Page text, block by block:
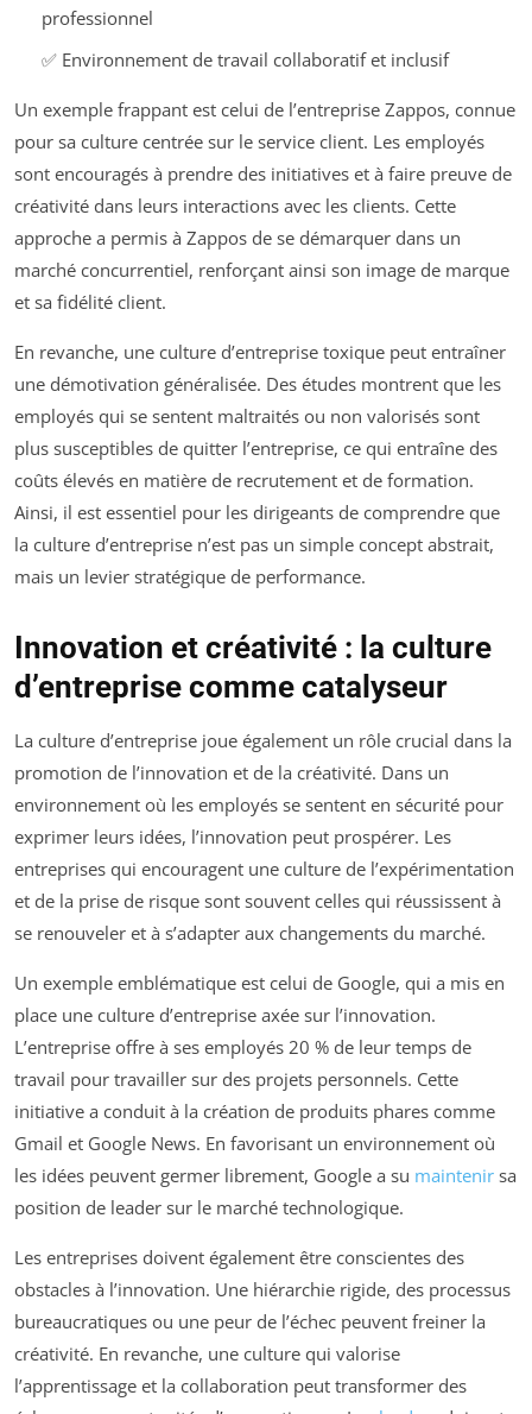
professionnel
✅ Environnement de travail collaboratif et inclusif
Un exemple frappant est celui de l’entreprise Zappos, connue
pour sa culture centrée sur le service client. Les employés
sont encouragés à prendre des initiatives et à faire preuve de
créativité dans leurs interactions avec les clients. Cette
approche a permis à Zappos de se démarquer dans un
marché concurrentiel, renforçant ainsi son image de marque
et sa fidélité client.
En revanche, une culture d’entreprise toxique peut entraîner
une démotivation généralisée. Des études montrent que les
employés qui se sentent maltraités ou non valorisés sont
plus susceptibles de quitter l’entreprise, ce qui entraîne des
coûts élevés en matière de recrutement et de formation.
Ainsi, il est essentiel pour les dirigeants de comprendre que
la culture d’entreprise n’est pas un simple concept abstrait,
mais un levier stratégique de performance.
Innovation et créativité : la culture
d’entreprise comme catalyseur
La culture d’entreprise joue également un rôle crucial dans la
promotion de l’innovation et de la créativité. Dans un
environnement où les employés se sentent en sécurité pour
exprimer leurs idées, l’innovation peut prospérer. Les
entreprises qui encouragent une culture de l’expérimentation
et de la prise de risque sont souvent celles qui réussissent à
se renouveler et à s’adapter aux changements du marché.
Un exemple emblématique est celui de Google, qui a mis en
place une culture d’entreprise axée sur l’innovation.
L’entreprise offre à ses employés 20 % de leur temps de
travail pour travailler sur des projets personnels. Cette
initiative a conduit à la création de produits phares comme
Gmail et Google News. En favorisant un environnement où
les idées peuvent germer librement, Google a su maintenir sa
position de leader sur le marché technologique.
Les entreprises doivent également être conscientes des
obstacles à l’innovation. Une hiérarchie rigide, des processus
bureaucratiques ou une peur de l’échec peuvent freiner la
créativité. En revanche, une culture qui valorise
l’apprentissage et la collaboration peut transformer des